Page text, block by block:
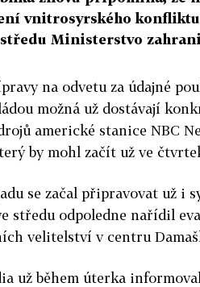
vnitrosyrského
Ministerstvo
na odvetu za údajné
možná už dostávají
americké stanice NBC
by mohl začít už ve
se začal připravovat už i
středu odpoledne nařídil
velitelství v centru
už během úterka